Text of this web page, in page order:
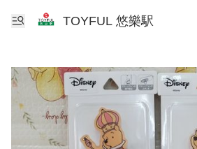
TOYFUL 悠樂駅